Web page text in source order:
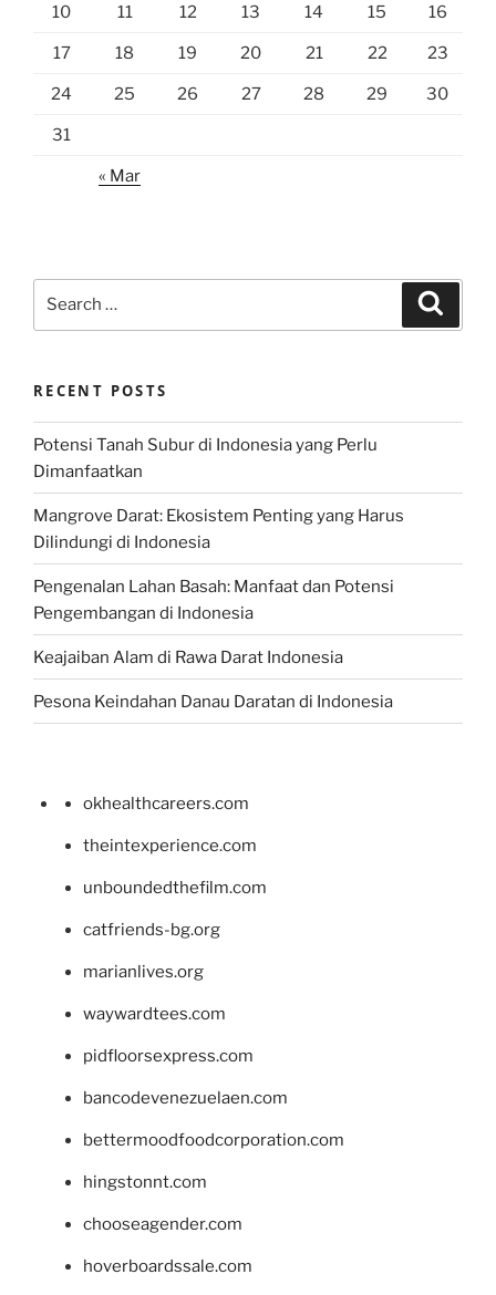
10 11 12 13 14 15 16
17 18 19 20 21 22 23
24 25 26 27 28 29 30
31
« Mar
RECENT POSTS
Potensi Tanah Subur di Indonesia yang Perlu
Dimanfaatkan
Mangrove Darat: Ekosistem Penting yang Harus
Dilindungi di Indonesia
Pengenalan Lahan Basah: Manfaat dan Potensi
Pengembangan di Indonesia
Keajaiban Alam di Rawa Darat Indonesia
Pesona Keindahan Danau Daratan di Indonesia
okhealthcareers.com
theintexperience.com
unboundedthefilm.com
catfriends-bg.org
marianlives.org
waywardtees.com
pidfloorsexpress.com
bancodevenezuelaen.com
bettermoodfoodcorporation.com
hingstonnt.com
chooseagender.com
hoverboardssale.com